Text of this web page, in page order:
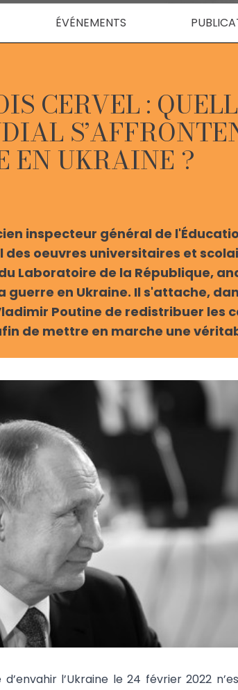
ÉVÉNEMENTS
CERVEL :
EN UKRAINE ?
inspecteur général de
des oeuvres universitaires et
Laboratoire de la République,
guerre en Ukraine. Il s'attache,
Poutine de redistribuer les
de mettre en marche une
l’Ukraine le 24 février 2022